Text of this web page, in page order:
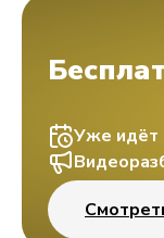
Уже идёт